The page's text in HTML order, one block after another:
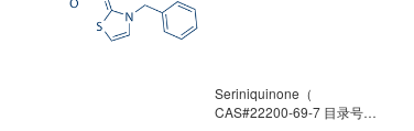
Seriniquinone（
CAS#22200-69-7 目录号